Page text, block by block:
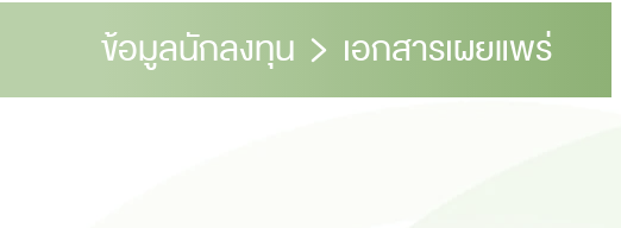
ข้อมูลนักลงทุน เอกสารเผยแพร่